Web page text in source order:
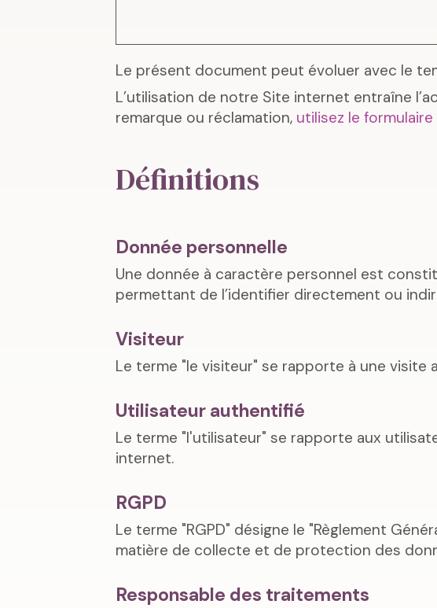
Le présent document peut évoluer avec le
L’utilisation de notre Site internet entraîne
remarque ou réclamation, utilisez le formulaire
Définitions
Donnée personnelle
Une donnée à caractère personnel est
permettant de l’identifier directement ou
Visiteur
Le terme "le visiteur" se rapporte à une
Utilisateur authentifié
Le terme "l'utilisateur" se rapporte aux
internet.
RGPD
Le terme "RGPD" désigne le "Règlement
matière de collecte et de protection des
Responsable des traitements